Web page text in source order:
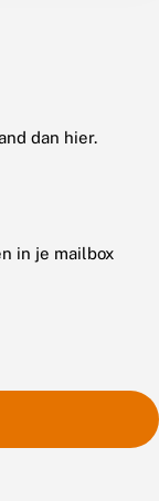
dan hier.
in je mailbox